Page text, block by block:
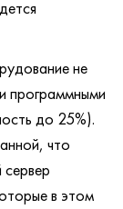
не
программными
до 25%).
что
в этом